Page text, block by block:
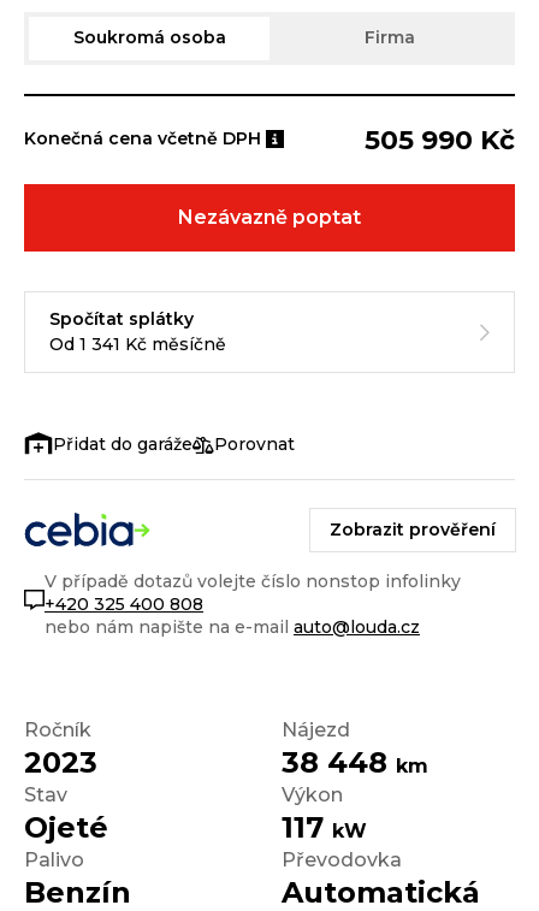
Ročník
2023
Nájezd
38 448 km
Stav
Ojeté
Výkon
117 kW
Palivo
Benzín
Převodovka
Automatická
Soukromá osoba Firma
Konečná cena včetně DPH 505 990 Kč
Nezávazně poptat
Spočítat splátky
Od 1 341 Kč měsíčně
Porovnat
Zobrazit prověření
V případě dotazů volejte číslo nonstop infolinky
+420 325 400 808
nebo nám napište na e-mail auto@louda.cz